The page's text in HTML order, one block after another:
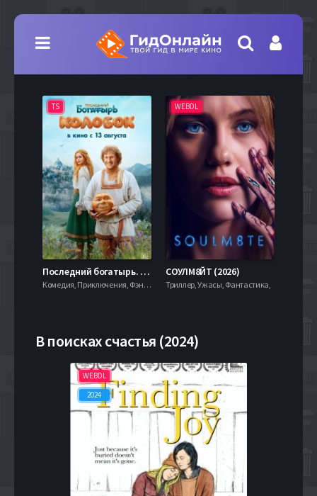
TS
Последний богатырь. Колобок (2026)
Комедия, Приключения, Фэнтези,
WEBDL
СОУЛМ8ЙТ (2026)
Триллер, Ужасы, Фантастика,
В поисках счастья (2024)
WEBDL
2024